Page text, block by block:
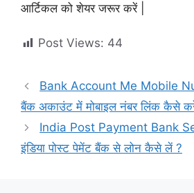
आर्टिकल को शेयर जरूर करें |
Post Views: 44
Bank Account Me Mobile
बैंक अकाउंट में मोबाइल नंबर लिंक कैसे
India Post Payment Bank
इंडिया पोस्ट पेमेंट बैंक से लोन कैसे लें ?